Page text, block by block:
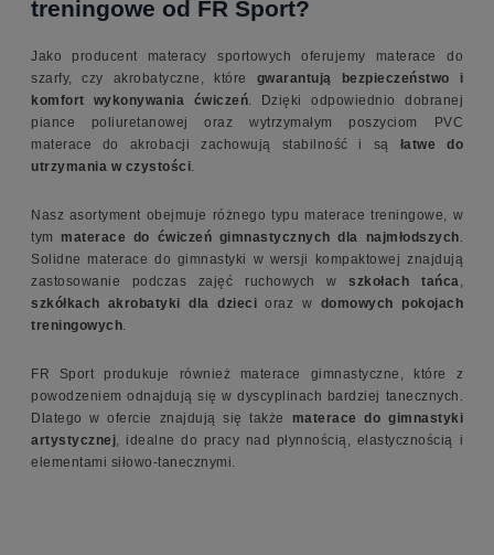
treningowe od FR Sport?
Jako producent materacy sportowych oferujemy materace do
szarfy, czy akrobatyczne, które gwarantują bezpieczeństwo i
komfort wykonywania ćwiczeń. Dzięki odpowiednio dobranej
piance poliuretanowej oraz wytrzymałym poszyciom PVC
materace do akrobacji zachowują stabilność i są łatwe do
utrzymania w czystości.
Nasz asortyment obejmuje różnego typu materace treningowe, w
tym materace do ćwiczeń gimnastycznych dla najmłodszych.
Solidne materace do gimnastyki w wersji kompaktowej znajdują
zastosowanie podczas zajęć ruchowych wszkołach tańca,
szkółkach akrobatyki dla dzieci oraz w domowych pokojach
treningowych.
FR Sport produkuje również materace gimnastyczne, które z
powodzeniem odnajdują się w dyscyplinach bardziej tanecznych.
Dlatego w ofercie znajdują się także materace do gimnastyki
artystycznej, idealne do pracy nad płynnością, elastycznością i
elementami siłowo-tanecznymi.